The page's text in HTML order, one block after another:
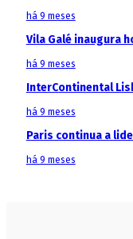
há 9 meses
Vila Galé inaugura
há 9 meses
InterContinental
há 9 meses
Paris continua a
há 9 meses